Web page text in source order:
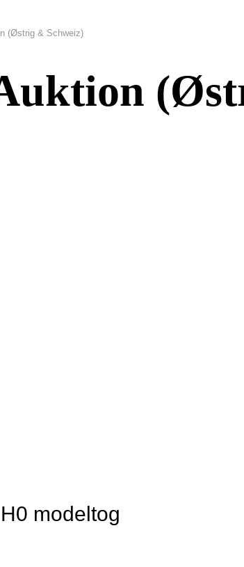
(Østrig & Schweiz)
modeltog